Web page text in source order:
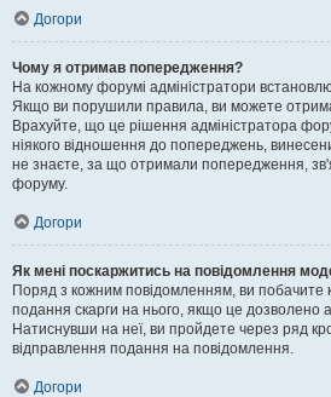
Догори
Чому я отримав попередження?
На кожному форумі адміністратори
Якщо ви порушили правила, ви можете
Врахуйте, що це рішення адміністратора
ніякого відношення до попереджень,
не знаєте, за що отримали попередження,
форуму.
Догори
Як мені поскаржитись на повідомлення
Поряд з кожним повідомленням, ви побачите
подання скарги на нього, якщо це дозволено
Натиснувши на неї, ви пройдете через ряд
відправлення подання на повідомлення.
Догори